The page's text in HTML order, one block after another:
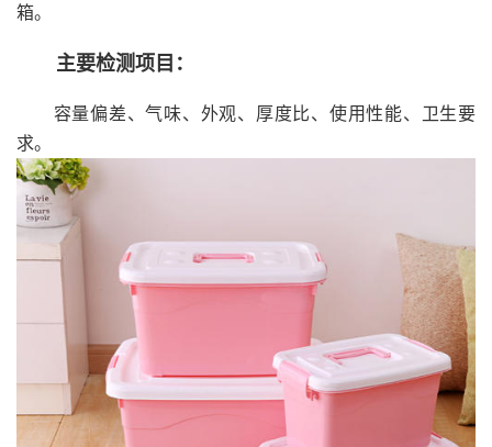
箱。
主要检测项目：
容量偏差、气味、外观、厚度比、使用性能、卫生要
求。